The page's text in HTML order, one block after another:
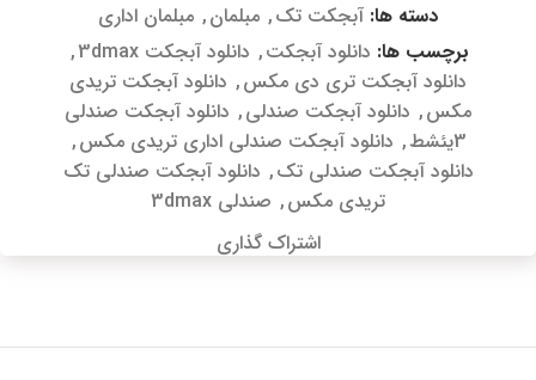
دسته ها: آبجکت تک, مبلمان, مبلمان اداری
برچسب ها: دانلود آبجکت, دانلود آبجکت 3dmax
,
دانلود آبجکت تری دی مکس, دانلود آبجکت تریدی
مکس, دانلود آبجکت صندلی, دانلود آبجکت صندلی
3یئشط
, دانلود آبجکت صندلی اداری تریدی مکس,
دانلود آبجکت صندلی تک, دانلود آبجکت صندلی تک
تریدی مکس, صندلی 3dmax
اشتراک گذاری